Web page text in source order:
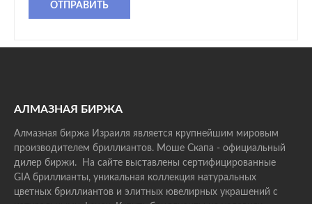
ОТПРАВИТЬ
АЛМАЗНАЯ БИРЖА
Алмазная биржа Израиля является крупнейшим мировым
производителем бриллиантов. Моше Скапа - официальный
дилер биржи. На сайте выставлены сертифицированные
GIA бриллианты, уникальная коллекция натуральных
цветных бриллиантов и элитных ювелирных украшений с